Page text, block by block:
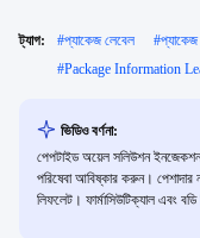
ট্যাগ: #প্যাকেজ লেবেল #
#Package Information
ভিডিও বর্ণনা:
পেপটাইড অয়েল সলিউশন ইনজেকশন
পরিষেবা আবিষ্কার করুন।
লিফলেট। ফার্মাসিউটিক্যাল এবং বডি